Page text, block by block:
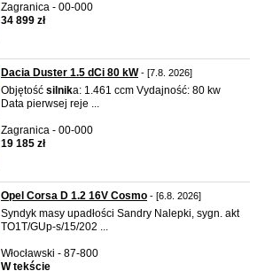
Zagranica - 00-000
34 899 zł
Dacia Duster 1.5 dCi 80 kW- [7.8. 2026]
Objętość silnika: 1.461 ccm Vydajność: 80 kw
Data pierwsej reje ...
Zagranica - 00-000
19 185 zł
Opel Corsa D 1.2 16V Cosmo - [6.8. 2026]
Syndyk masy upadłości Sandry Nalepki, sygn. akt
TO1T/GUp-s/15/202 ...
Włocławski - 87-800
W tekście